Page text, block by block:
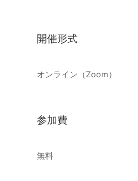
開催形式
オンライン（Zoom）
参加費
無料